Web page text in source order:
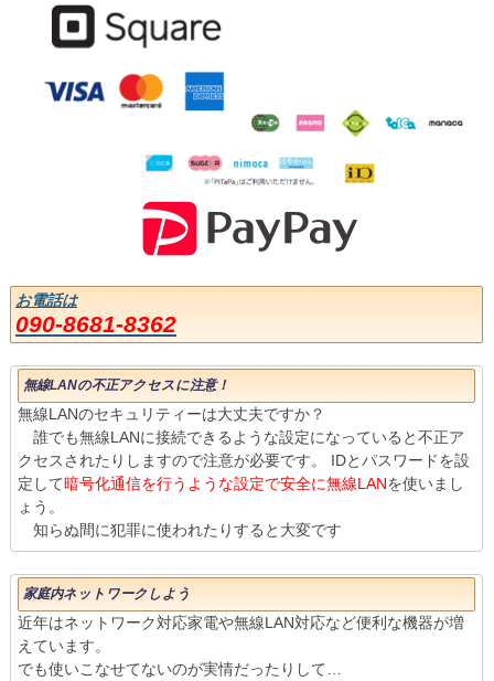
お電話は
090-8681-8362
無線LANの不正アクセスに注意！
無線LANのセキュリティーは大丈夫ですか？
誰でも無線LANに接続できるような設定になっていると不正ア
クセスされたりしますので注意が必要です。 IDとパスワードを設
定して暗号化通信を行うような設定で安全に無線LANを使いまし
ょう。
知らぬ間に犯罪に使われたりすると大変です
家庭内ネットワークしよう
近年はネットワーク対応家電や無線LAN対応など便利な機器が増
えています。
でも使いこなせてないのが実情だったりして…